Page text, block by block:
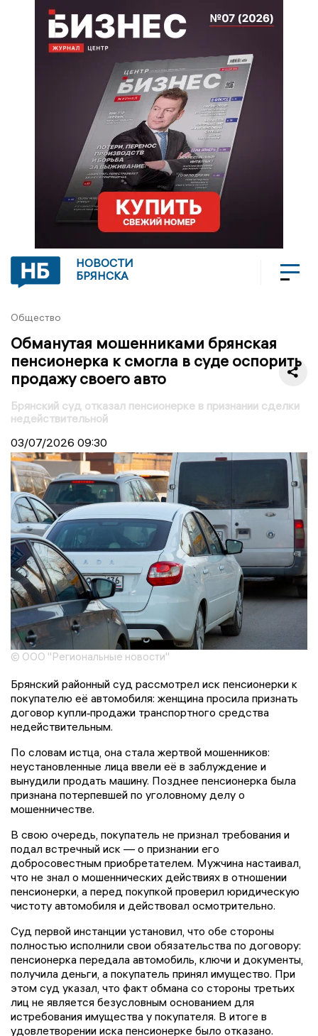
НОВОСТИ
БРЯНСКА
Общество
Обманутая мошенниками брянская
пенсионерка к смогла в суде оспорить
продажу своего авто
Брянский суд отказал пенсионерке в признании сделки
недействительной
03/07/2026 09:30
© ООО "Региональные новости"
Брянский районный суд рассмотрел иск пенсионерки к
покупателю её автомобиля: женщина просила признать
договор купли‑продажи транспортного средства
недействительным.
По словам истца, она стала жертвой мошенников:
неустановленные лица ввели её в заблуждение и
вынудили продать машину. Позднее пенсионерка была
признана потерпевшей по уголовному делу о
мошенничестве.
В свою очередь, покупатель не признал требования и
подал встречный иск — о признании его
добросовестным приобретателем. Мужчина настаивал,
что не знал о мошеннических действиях в отношении
пенсионерки, а перед покупкой проверил юридическую
чистоту автомобиля и действовал осмотрительно.
Суд первой инстанции установил, что обе стороны
полностью исполнили свои обязательства по договору:
пенсионерка передала автомобиль, ключи и документы,
получила деньги, а покупатель принял имущество. При
этом суд указал, что факт обмана со стороны третьих
лиц не является безусловным основанием для
истребования имущества у покупателя. В итоге в
удовлетворении иска пенсионерке было отказано.